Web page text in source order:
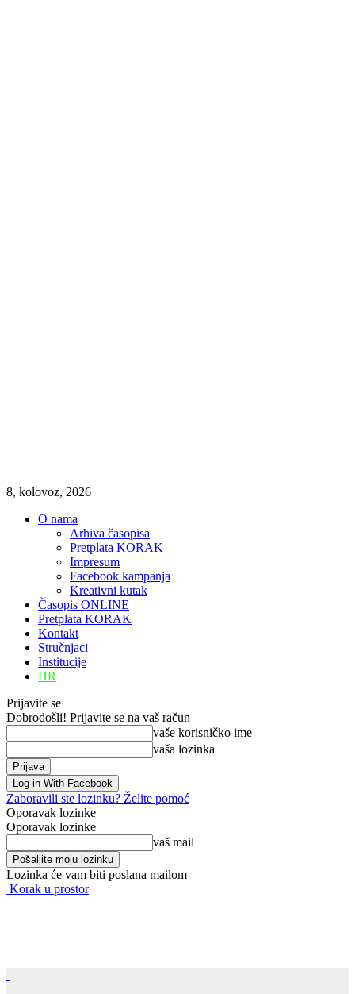
8, kolovoz, 2026
O nama
Arhiva časopisa
Pretplata KORAK
Impresum
Facebook kampanja
Kreativni kutak
Časopis ONLINE
Pretplata KORAK
Kontakt
Stručnjaci
Institucije
HR
Prijavite se
Dobrodošli! Prijavite se na vaš račun
vaše korisničko ime
vaša lozinka
Log in With Facebook
Zaboravili ste lozinku? Želite pomoć
Oporavak lozinke
Oporavak lozinke
vaš mail
Lozinka će vam biti poslana mailom
Korak u prostor